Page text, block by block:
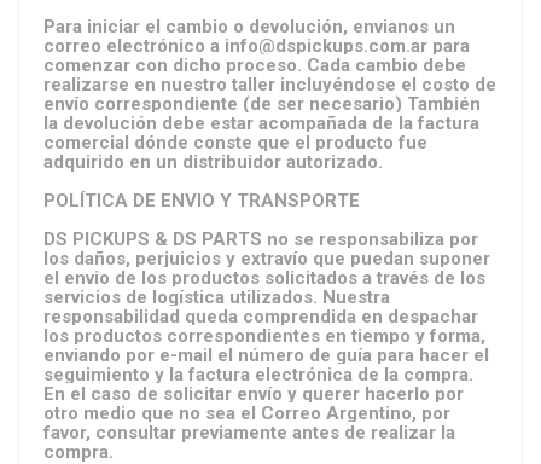
Para iniciar el cambio o devolución, envianos un
correo electrónico a info@dspickups.com.ar para
comenzar con dicho proceso. Cada cambio debe
realizarse en nuestro taller incluyéndose el costo de
envío correspondiente (de ser necesario) También
la devolución debe estar acompañada de la factura
comercial dónde conste que el producto fue
adquirido en un distribuidor autorizado.
POLÍTICA DE ENVIO Y TRANSPORTE
DS PICKUPS & DS PARTS no se responsabiliza por
los daños, perjuicios y extravío que puedan suponer
el envio de los productos solicitados a través de los
servicios de logística utilizados. Nuestra
responsabilidad queda comprendida en despachar
los productos correspondientes en tiempo y forma,
enviando por e-mail el número de guía para hacer el
seguimiento y la factura electrónica de la compra.
En el caso de solicitar envío y querer hacerlo por
otro medio que no sea el Correo Argentino, por
favor, consultar previamente antes de realizar la
compra.